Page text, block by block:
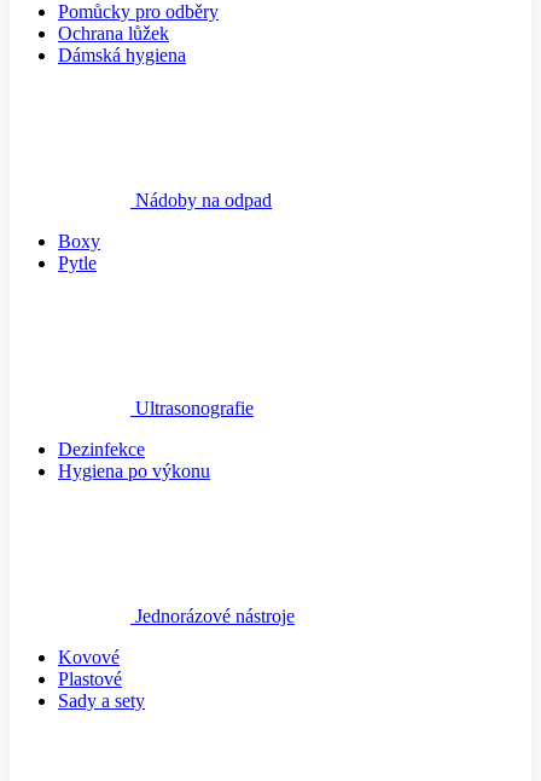
Pomůcky pro odběry
Ochrana lůžek
Dámská hygiena
Nádoby na odpad
Boxy
Pytle
Ultrasonografie
Dezinfekce
Hygiena po výkonu
Jednorázové nástroje
Kovové
Plastové
Sady a sety